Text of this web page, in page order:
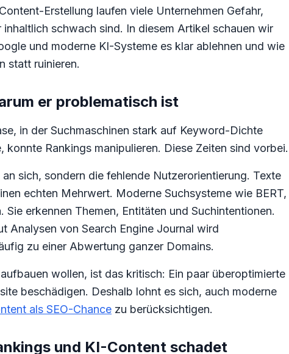
Erstellung laufen viele Unternehmen Gefahr,
schwach sind. In diesem Artikel schauen wir
und moderne KI-Systeme es klar ablehnen und wie
statt ruinieren.
er problematisch ist
in der Suchmaschinen stark auf Keyword-Dichte
Rankings manipulieren. Diese Zeiten sind vorbei.
sich, sondern die fehlende Nutzerorientierung. Texte
echten Mehrwert. Moderne Suchsysteme wie BERT,
erkennen Themen, Entitäten und Suchintentionen.
Analysen von Search Engine Journal wird
zu einer Abwertung ganzer Domains.
wollen, ist das kritisch: Ein paar überoptimierte
beschädigen. Deshalb lohnt es sich, auch moderne
als SEO-Chance zu berücksichtigen.
und KI-Content schadet